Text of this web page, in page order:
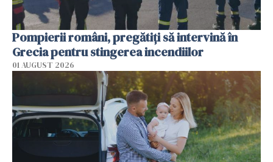
Pompierii români, pregătiţi să intervină în
Grecia pentru stingerea incendiilor
01 AUGUST 2026